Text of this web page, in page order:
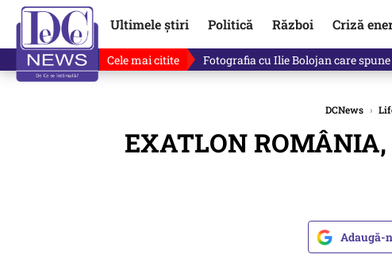
Ultimele știri Politică Război Criză
Cele mai citite Lucruri neștiute despre Mihai
DCNews ›
EXATLON
Adaugă-